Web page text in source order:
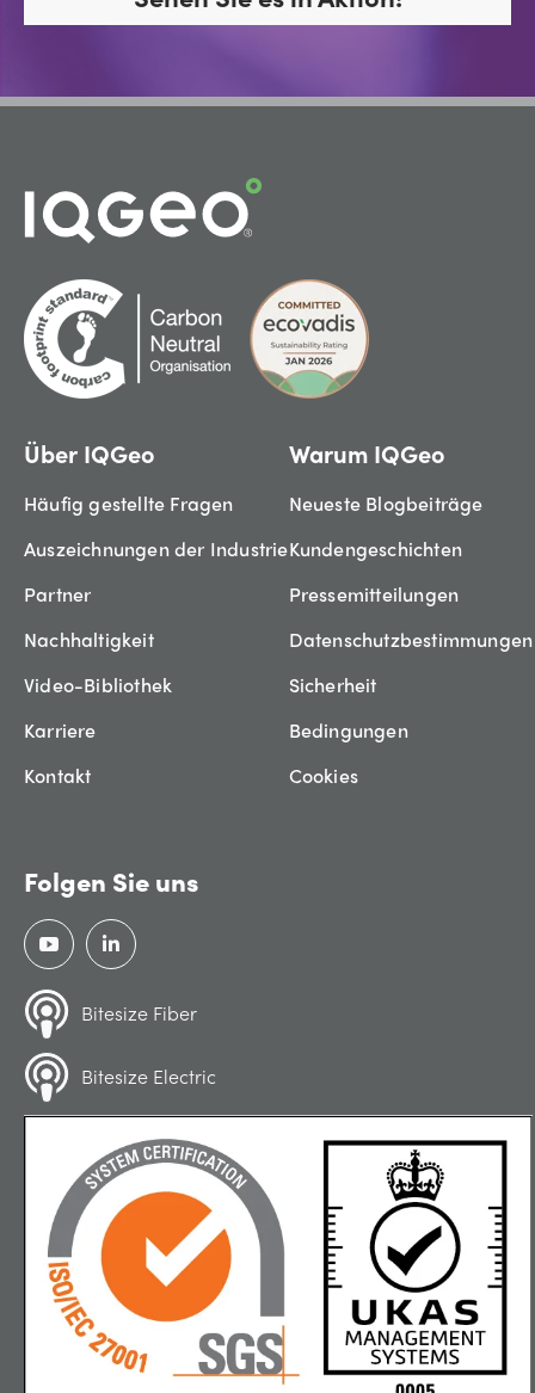
Über IQGeo
Häufig gestellte Fragen
Auszeichnungen der Industrie
Partner
Nachhaltigkeit
Video-Bibliothek
Karriere
Kontakt
Warum IQGeo
Neueste Blogbeiträge
Kundengeschichten
Pressemitteilungen
Datenschutzbestimmungen
Sicherheit
Bedingungen
Cookies
Folgen Sie uns
Bitesize Fiber
Bitesize Electric